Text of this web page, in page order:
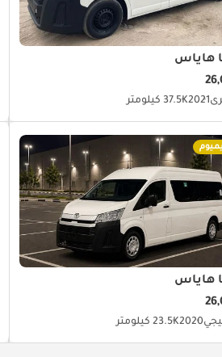
هاياس
202137.5K كيلومتر
هاياس
202023.5K كيلومتر